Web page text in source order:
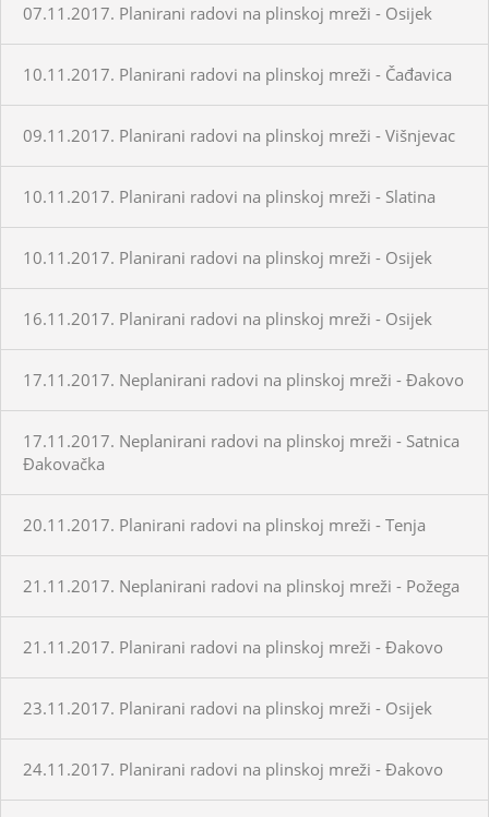
07.11.2017. Planirani radovi na plinskoj mreži - Osijek
10.11.2017. Planirani radovi na plinskoj mreži - Čađavica
09.11.2017. Planirani radovi na plinskoj mreži - Višnjevac
10.11.2017. Planirani radovi na plinskoj mreži - Slatina
10.11.2017. Planirani radovi na plinskoj mreži - Osijek
16.11.2017. Planirani radovi na plinskoj mreži - Osijek
17.11.2017. Neplanirani radovi na plinskoj mreži - Đakovo
17.11.2017. Neplanirani radovi na plinskoj mreži - Satnica
Đakovačka
20.11.2017. Planirani radovi na plinskoj mreži - Tenja
21.11.2017. Neplanirani radovi na plinskoj mreži - Požega
21.11.2017. Planirani radovi na plinskoj mreži - Đakovo
23.11.2017. Planirani radovi na plinskoj mreži - Osijek
24.11.2017. Planirani radovi na plinskoj mreži - Đakovo